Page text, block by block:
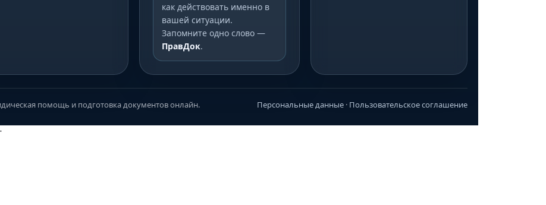
как действовать именно в
вашей ситуации.
Запомните одно слово —
ПравДок.
помощь и подготовка документов онлайн. Персональные данные · Пользовательское соглашение